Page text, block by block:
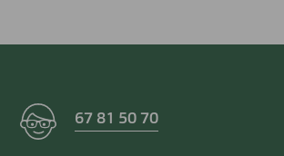
67 81 50 70